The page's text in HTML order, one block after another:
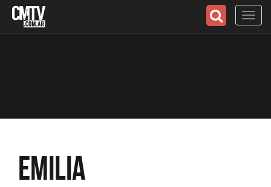
Emilia